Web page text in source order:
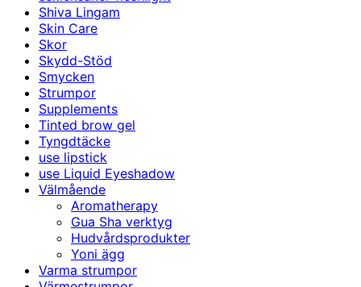
Shiva Lingam
Skin Care
Skor
Skydd-Stöd
Smycken
Strumpor
Supplements
Tinted brow gel
Tyngdtäcke
use lipstick
use Liquid Eyeshadow
Välmående
Aromatherapy
Gua Sha verktyg
Hudvårdsprodukter
Yoni ägg
Varma strumpor